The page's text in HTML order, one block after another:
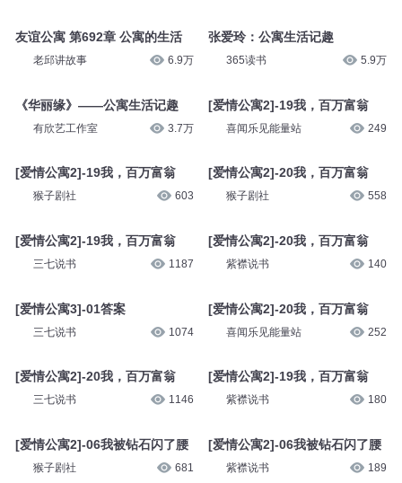
友谊公寓 第692章 公寓的生活
老邱讲故事 6.9万
《华丽缘》——公寓生活记趣
有欣艺工作室 3.7万
[爱情公寓2]-19我，百万富翁
猴子剧社 603
[爱情公寓2]-19我，百万富翁
三七说书 1187
[爱情公寓3]-01答案
三七说书 1074
[爱情公寓2]-20我，百万富翁
三七说书 1146
[爱情公寓2]-06我被钻石闪了腰
猴子剧社 681
张爱玲：公寓生活记趣
365读书 5.9万
[爱情公寓2]-19我，百万富翁
喜闻乐见能量站 249
[爱情公寓2]-20我，百万富翁
猴子剧社 558
[爱情公寓2]-20我，百万富翁
紫襟说书 140
[爱情公寓2]-20我，百万富翁
喜闻乐见能量站 252
[爱情公寓2]-19我，百万富翁
紫襟说书 180
[爱情公寓2]-06我被钻石闪了腰
紫襟说书 189